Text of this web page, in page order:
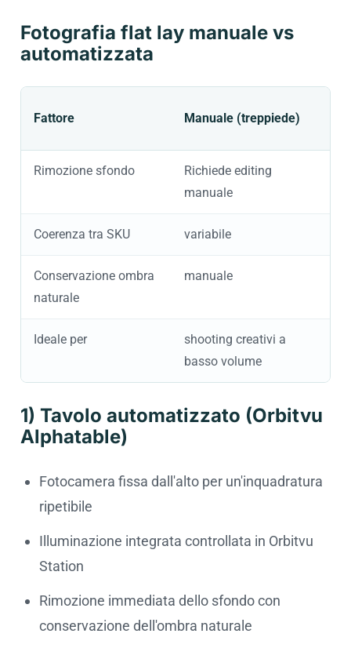
Fotografia flat lay manuale vs
automatizzata
Fattore Manuale (treppiede)
Rimozione sfondo
Richiede editing
manuale
Coerenza tra SKU variabile
Conservazione ombra
naturale
manuale
Ideale per
shooting creativi a
basso volume
1) Tavolo automatizzato (Orbitvu
Alphatable)
Fotocamera fissa dall'alto per un'inquadratura
ripetibile
Illuminazione integrata controllata in Orbitvu
Station
Rimozione immediata dello sfondo con
conservazione dell'ombra naturale